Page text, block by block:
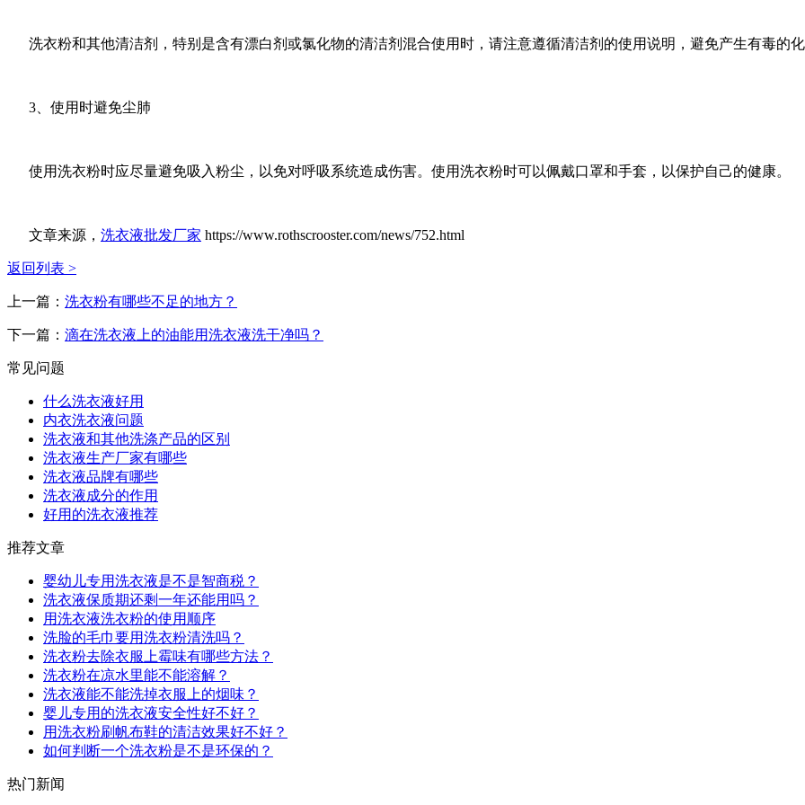
洗衣粉和其他清洁剂，特别是含有漂白剂或氯化物的清洁剂混合使用时，请注意遵循清洁剂的使用说明，避免产生有毒的
3、使用时避免尘肺
使用洗衣粉时应尽量避免吸入粉尘，以免对呼吸系统造成伤害。使用洗衣粉时可以佩戴口罩和手套，以保护自己的健康。
文章来源， 洗衣液批发厂家 https://www.rothscrooster.com/news/752.html
返回列表 >
上一篇： 洗衣粉有哪些不足的地方？
下一篇： 滴在洗衣液上的油能用洗衣液洗干净吗？
常见问题
什么洗衣液好用
内衣洗衣液问题
洗衣液和其他洗涤产品的区别
洗衣液生产厂家有哪些
洗衣液品牌有哪些
洗衣液成分的作用
好用的洗衣液推荐
推荐文章
婴幼儿专用洗衣液是不是智商税？
洗衣液保质期还剩一年还能用吗？
用洗衣液洗衣粉的使用顺序
洗脸的毛巾要用洗衣粉清洗吗？
洗衣粉去除衣服上霉味有哪些方法？
洗衣粉在凉水里能不能溶解？
洗衣液能不能洗掉衣服上的烟味？
婴儿专用的洗衣液安全性好不好？
用洗衣粉刷帆布鞋的清洁效果好不好？
如何判断一个洗衣粉是不是环保的？
热门新闻